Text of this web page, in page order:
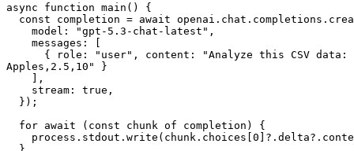
async function main() {
const completion = await
    model: "gpt-5.3-chat-latest",
    messages: [
{ role: "user", content: "Analyze this CSV data:
Apples,2.5,10" }
    ],
    stream: true,
  });
  for await (const chunk of completion) {